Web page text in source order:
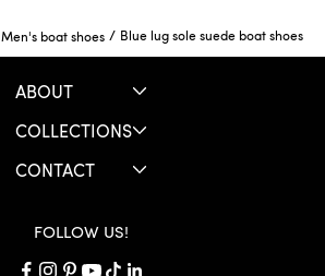
Men's boat shoes / Blue lug sole suede boat shoes
ABOUT
COLLECTIONS
CONTACT
FOLLOW US!